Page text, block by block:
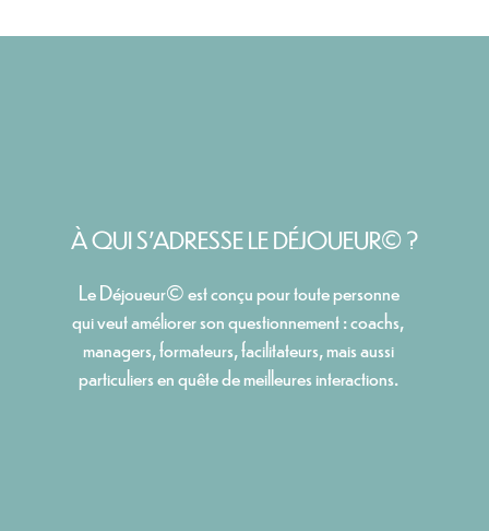
À QUI S'ADRESSE LE DÉJOUEUR© ?
Le Déjoueur© est conçu pour toute personne
qui veut améliorer son questionnement : coachs,
managers, formateurs, facilitateurs, mais aussi
particuliers en quête de meilleures interactions.